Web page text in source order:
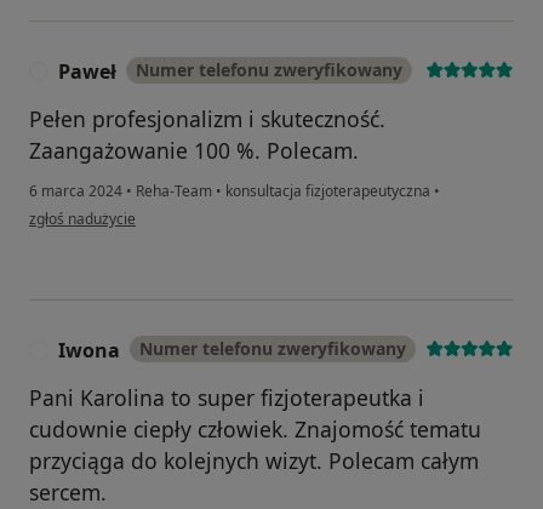
Paweł Numer telefonu zweryfikowany
Pełen profesjonalizm i skuteczność.
Zaangażowanie 100 %. Polecam.
6 marca 2024 • Reha-Team • konsultacja fizjoterapeutyczna •
w opinii użytkownika Paweł
zgłoś nadużycie
Iwona Numer telefonu zweryfikowany
Pani Karolina to super fizjoterapeutka i
cudownie ciepły człowiek. Znajomość tematu
przyciąga do kolejnych wizyt. Polecam całym
sercem.